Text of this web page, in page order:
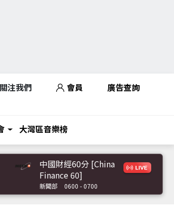
關注我們 會員 廣告查詢
大灣區音樂榜
中國財經60分 [China
Finance 60]
新聞部 0600 - 0700